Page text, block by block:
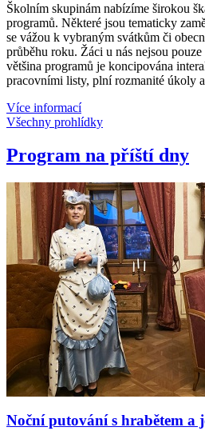
Školním skupinám nabízíme širokou
programů. Některé jsou tematicky
se vážou k vybraným svátkům či
průběhu roku. Žáci u nás nejsou
většina programů je koncipována
pracovními listy, plní rozmanité úkoly
Více informací
Všechny prohlídky
Program na příští dny
Noční putování s hrabětem a